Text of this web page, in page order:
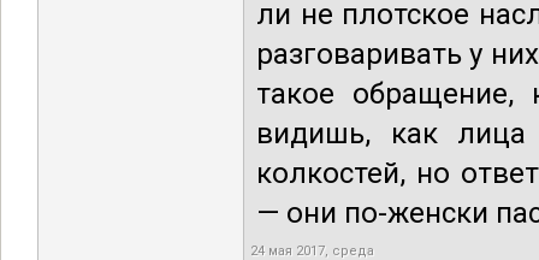
ли не плотское
разговаривать у
такое обращение,
видишь, как
колкостей, но
— они по-женски
24 мая 2017, среда